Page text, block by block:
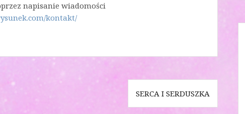
napisanie wiadomości
kontakt/
SERCA I SERDUSZKA